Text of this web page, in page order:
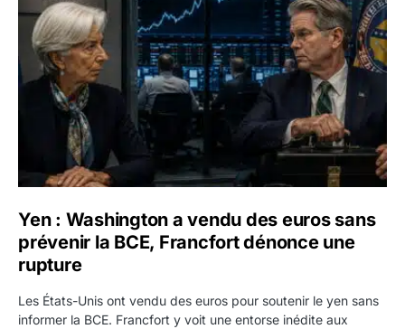
Yen : Washington a vendu des euros sans
prévenir la BCE, Francfort dénonce une
rupture
Les États-Unis ont vendu des euros pour soutenir le yen sans
informer la BCE. Francfort y voit une entorse inédite aux